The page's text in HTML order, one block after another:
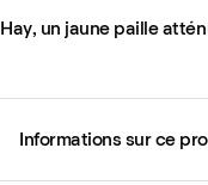
Hay, un jaune paille
Informations sur ce